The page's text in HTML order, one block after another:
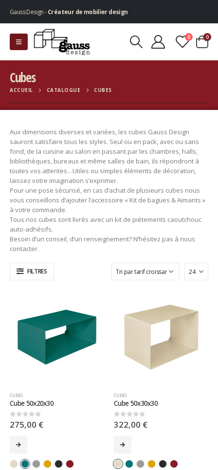
Gauss Design -Créateur de mobilier design
0 0
Cubes
ACCUEIL CATALOGUE CUBES
Aux dimensions diverses et variées, les cubes Gauss Design
sauront satisfaire tous les styles. Seul ou en pack, avec ou sans
fond, de la cuisine au salon en passant par les chambres, halls,
bibliothèques, bureaux et même salles de bain, ils répondront à
toutes vos attentes…Utiles ou simples éléments de décoration,
laissez votre imagination s’exprimer.
Pour une pose sécurisé, en cas d’achat de plusieurs cubes nous
vous conseillons d’ajouter l’accessoire « Kit de bagues & Aimants »
à votre commande.
Tous nos cubes sont livrés avec un kit de piètements caoutchouc
auto-adhésifs.
Besoin d’un conseil, d’un renseignement? N’hésitez pas à nous
contacter.
FILTRES
CUBES
Cube 50x20x30
0sur 5
275,00 €
CUBES
Cube 50x30x30
0sur 5
322,00 €